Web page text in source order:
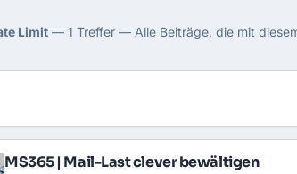
Rate Limit
Limit — 1 Treffer — Alle Beiträge, die mit
MS365 | Mail-Last clever bewältigen